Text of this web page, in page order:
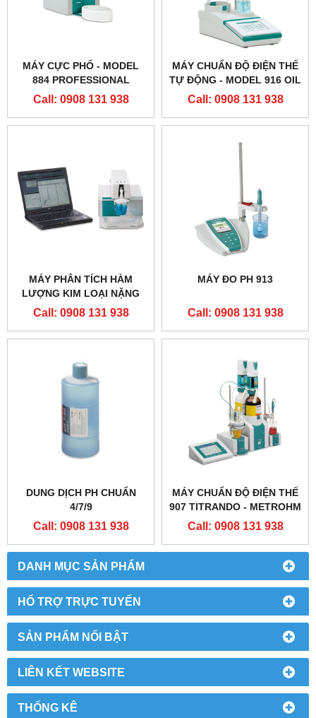
DANH MỤC SẢN PHẨM
HỔ TRỢ TRỰC TUYẾN
SẢN PHẨM NỔI BẬT
LIÊN KẾT WEBSITE
THỐNG KÊ
MÁY CỰC PHỔ - MODEL
884 PROFESSIONAL
Call: 0908 131 938
MÁY CHUẨN ĐỘ ĐIỆN THẾ
TỰ ĐỘNG - MODEL 916 OIL
TI TO
Call: 0908 131 938
MÁY PHÂN TÍCH HÀM
LƯỢNG KIM LOẠI NẶNG
(VẾT) VA797
Call: 0908 131 938
MÁY ĐO PH 913
Call: 0908 131 938
DUNG DỊCH PH CHUẨN
4/7/9
Call: 0908 131 938
MÁY CHUẨN ĐỘ ĐIỆN THẾ
907 TITRANDO - METROHM
Call: 0908 131 938